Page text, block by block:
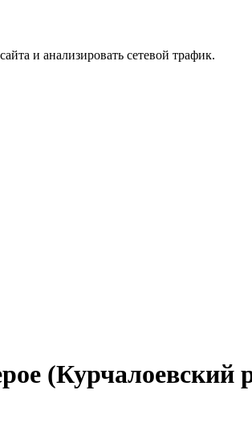
и анализировать сетевой трафик.
(Курчалоевский